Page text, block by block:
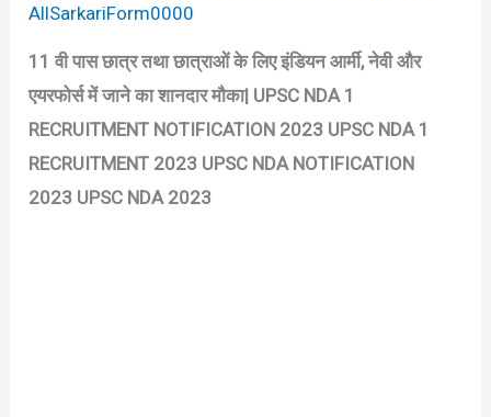
AllSarkariForm0000
11 वी पास छात्र तथा छात्राओं के लिए इंडियन आर्मी, नेवी और
एयरफोर्स में जाने का शानदार मौका| UPSC NDA 1
RECRUITMENT NOTIFICATION 2023 UPSC NDA 1
RECRUITMENT 2023 UPSC NDA NOTIFICATION
2023 UPSC NDA 2023